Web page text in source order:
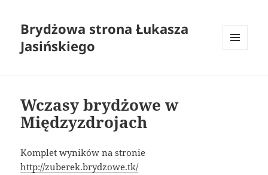
Brydżowa strona Łukasza
Jasińskiego
Wczasy brydżowe w
Międzyzdrojach
Komplet wyników na stronie
http://zuberek.brydzowe.tk/